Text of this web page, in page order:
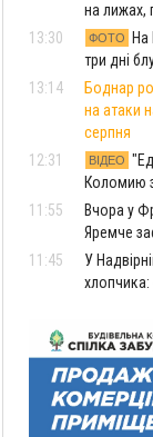
на лижах,
13:30
ФОТО
На
три дні
13:14
Боднар
на атаки
серпня
12:31
ВІДЕО
Коломию
11:55
Вчора у
Яремче
11:45
У
хлопчика:
11:17
У
посуха -
показників
11:09
У
поліція